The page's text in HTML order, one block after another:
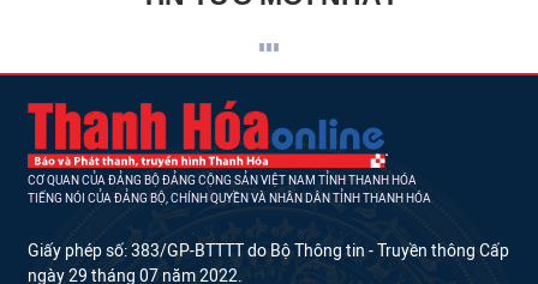
CƠ QUAN CỦA ĐẢNG BỘ ĐẢNG CỘNG SẢN VIỆT NAM TỈNH THANH HÓA
TIẾNG NÓI CỦA ĐẢNG BỘ, CHÍNH QUYỀN VÀ NHÂN DÂN TỈNH THANH HÓA
Giấy phép số: 383/GP-BTTTT do Bộ Thông tin - Truyền thông Cấp
ngày 29 tháng 07 năm 2022.